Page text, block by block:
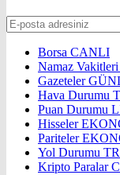
Borsa CANLI
Namaz Vakitleri
Gazeteler
Hava Durumu
Puan Durumu
Hisseler
Pariteler
Yol Durumu
Kripto Paralar